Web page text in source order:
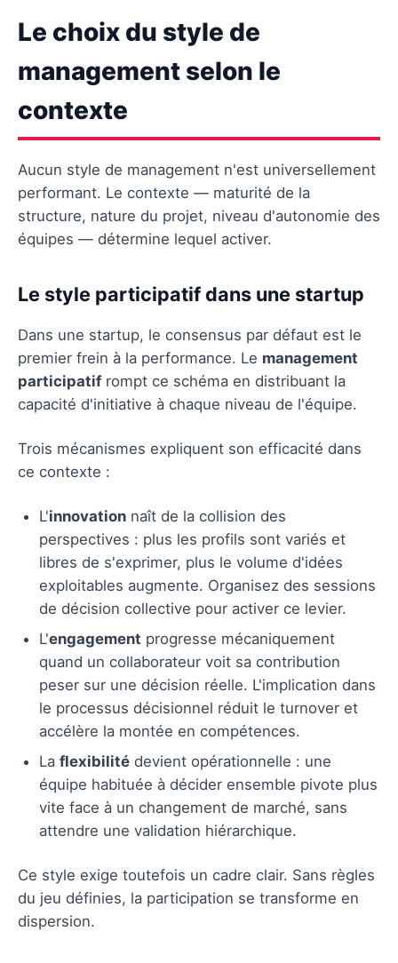
Le choix du style de
management selon le
contexte
Aucun style de management n'est universellement
performant. Le contexte — maturité de la
structure, nature du projet, niveau d'autonomie des
équipes — détermine lequel activer.
Le style participatif dans une startup
Dans une startup, le consensus par défaut est le
premier frein à la performance. Le management
participatifrompt ce schéma en distribuant la
capacité d'initiative à chaque niveau de l'équipe.
Trois mécanismes expliquent son efficacité dans
ce contexte :
L'innovation naît de la collision des
perspectives : plus les profils sont variés et
libres de s'exprimer, plus le volume d'idées
exploitables augmente. Organisez des sessions
de décision collective pour activer ce levier.
L'engagement progresse mécaniquement
quand un collaborateur voit sa contribution
peser sur une décision réelle. L'implication dans
le processus décisionnel réduit le turnover et
accélère la montée en compétences.
La flexibilité devient opérationnelle : une
équipe habituée à décider ensemble pivote plus
vite face à un changement de marché, sans
attendre une validation hiérarchique.
Ce style exige toutefois un cadre clair. Sans règles
du jeu définies, la participation se transforme en
dispersion.